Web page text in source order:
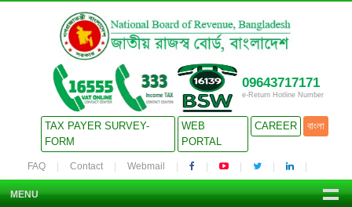
09643717171
e-Return Hotline Number
TAX PAYER SURVEY-
FORM
WEB
PORTAL
CAREER বাংলা
FAQ Contact Webmail
MENU